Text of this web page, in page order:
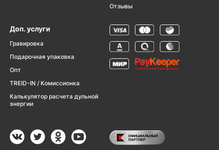
Отзывы
Доп. услуги
Гравировка
Подарочная упаковка
Опт
TREID-IN / Комиссионка
Калькулятор расчета дульной
энергии